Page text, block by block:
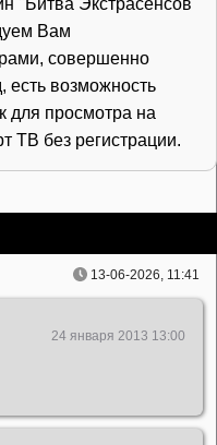
Вам
совершенно
есть возможность
для просмотра на
ТВ без регистрации.
13-06-2026, 11:41
24 января 2013 13:00